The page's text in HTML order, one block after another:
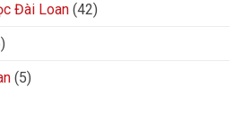
Đài Loan (42)
(5)